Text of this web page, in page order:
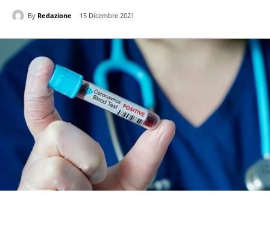
By Redazione 15 Dicembre 2021